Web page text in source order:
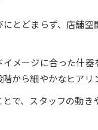
店舗什器依
店舗什器受
受注製作で叶う
店舗什器受
とどまらず、店舗
メージに合った什
から細やかなヒアリ
で、スタッフの動